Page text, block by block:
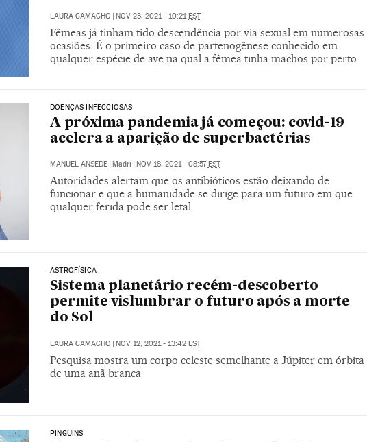
LAURA CAMACHO | NOV 23, 2021 - 10:21EST
Fêmeas já tinham tido descendência por via sexual em numerosas
ocasiões. É o primeiro caso de partenogênese conhecido em
qualquer espécie de ave na qual a fêmea tinha machos por perto
DOENÇAS INFECCIOSAS
A próxima pandemia já começou: covid-19
acelera a aparição de superbactérias
MANUEL ANSEDE Madri NOV 18, 2021 - 08:57 EST
Autoridades alertam que os antibióticos estão deixando de
funcionar e que a humanidade se dirige para um futuro em que
qualquer ferida pode ser letal
ASTROFÍSICA
Sistema planetário recém-descoberto
permite vislumbrar o futuro após a morte
do Sol
LAURA CAMACHO | NOV 12, 2021 - 13:42 EST
Pesquisa mostra um corpo celeste semelhante a Júpiter em órbita
de uma anã branca
PINGUINS